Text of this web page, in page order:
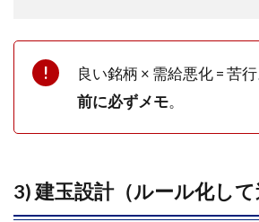
良い銘柄 × 需給悪化 = 苦行
前に必ずメモ。
3) 建玉設計（ルール化して